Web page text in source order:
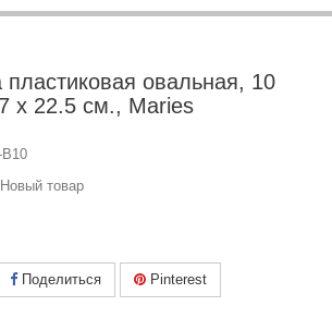
пластиковая овальная, 10
x 22.5 см., Maries
B10
Новый товар
Поделиться Pinterest